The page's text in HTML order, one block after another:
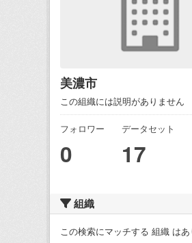
美濃市
この組織には説明がありません
フォロワー
0
データセット
17
組織
この検索にマッチする 組織 は